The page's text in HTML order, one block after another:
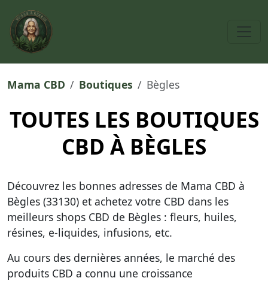
Mama CBD Boutiques Bègles
TOUTES LES BOUTIQUES
CBD À BÈGLES
Découvrez les bonnes adresses de Mama CBD à
Bègles (33130) et achetez votre CBD dans les
meilleurs shops CBD de Bègles : fleurs, huiles,
résines, e-liquides, infusions, etc.
Au cours des dernières années, le marché des
produits CBD a connu une croissance